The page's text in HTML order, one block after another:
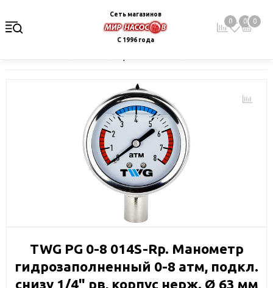
Сеть магазинов
С 1996 года
0 0 0
TWG PG 0-8 014S-Rp. Манометр
гидрозаполненный 0-8 атм, подкл.
снизу 1/4" рв, корпус нерж. Ø 63 мм